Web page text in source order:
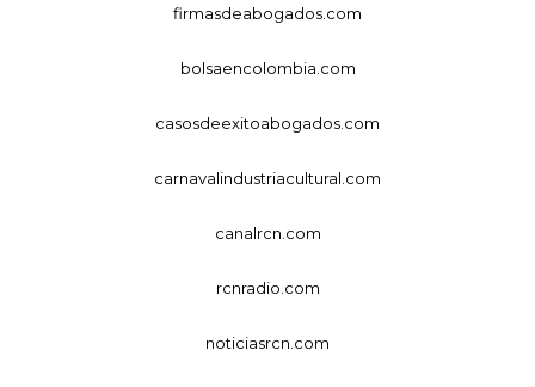
firmasdeabogados.com
bolsaencolombia.com
casosdeexitoabogados.com
carnavalindustriacultural.com
canalrcn.com
rcnradio.com
noticiasrcn.com